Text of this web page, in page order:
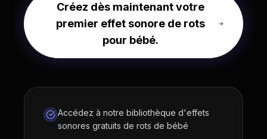
Créez dès maintenant votre
premier effet sonore de rots
pour bébé.
Accédez à notre bibliothèque d'effets
sonores gratuits de rots de bébé